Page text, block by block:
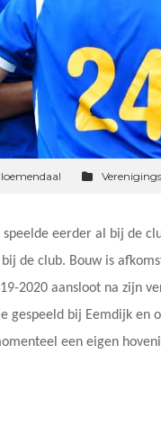
eerder al bij de
de club. Bouw is
2020 aansloot na zijn
gespeeld bij Eemdijk en
een eigen